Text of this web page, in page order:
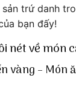
trứ danh
bạn đấy!
nét về món
vàng – Món